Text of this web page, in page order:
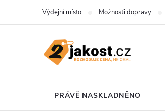
Výdejní místo Možnosti dopravy
PRÁVĚ NASKLADNĚNO